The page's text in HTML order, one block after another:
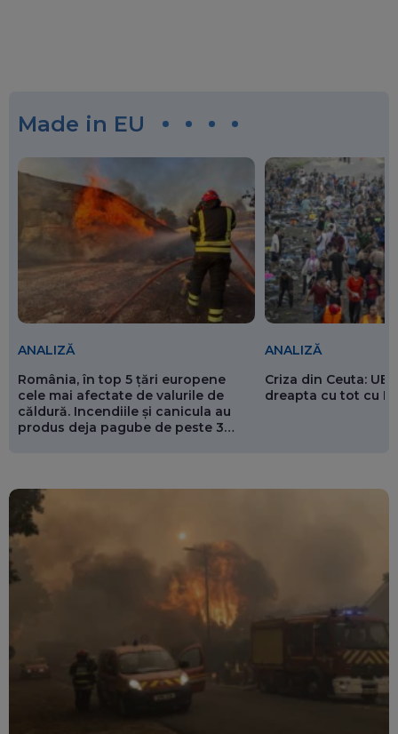
Made in EU
ANALIZĂ
România, în top 5 țări europene
cele mai afectate de valurile de
căldură. Incendiile și canicula au
produs deja pagube de peste 3
ANALIZĂ
Criza din Ceuta: UE
dreapta cu tot cu